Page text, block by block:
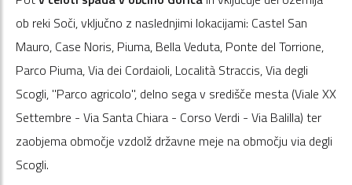
ob reki Soči, vključno z naslednjimi lokacijami: Castel San
Mauro, Case Noris, Piuma, Bella Veduta, Ponte del Torrione,
Parco Piuma, Via dei Cordaioli, Località Straccis, Via degli
Scogli, "Parco agricolo", delno sega v središče mesta (Viale XX
Settembre - Via Santa Chiara - Corso Verdi - Via Balilla) ter
zaobjema območje vzdolž državne meje na območju via degli
Scogli.